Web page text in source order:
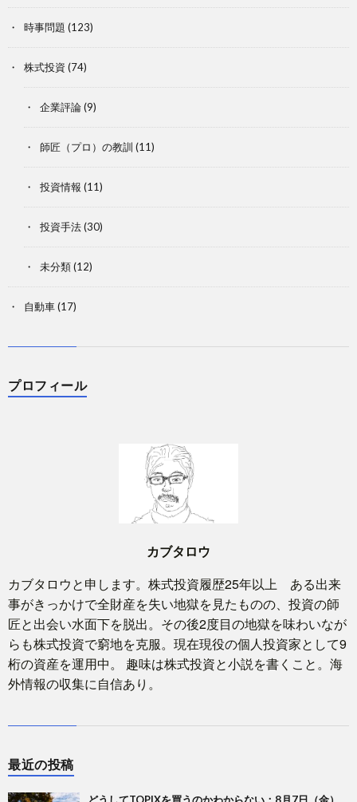
時事問題 (123)
株式投資 (74)
企業評論(9)
師匠（プロ）の教訓 (11)
投資情報 (11)
投資手法(30)
未分類(12)
自動車(17)
プロフィール
カブタロウ
カブタロウと申します。株式投資履歴25年以上 ある出来
事がきっかけで全財産を失い地獄を見たものの、投資の師
匠と出会い水面下を脱出。その後2度目の地獄を味わいなが
らも株式投資で窮地を克服。現在現役の個人投資家として9
桁の資産を運用中。 趣味は株式投資と小説を書くこと。海
外情報の収集に自信あり。
最近の投稿
どうしてTOPIXを買うのかわからない：8月7日（金）